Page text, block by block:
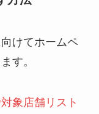
けてホームペ
す。
象店舗リスト